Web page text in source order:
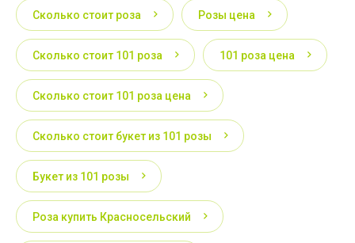
Сколько стоит роза Розы цена
Сколько стоит 101 роза 101 роза цена
Сколько стоит 101 роза цена
Сколько стоит букет из 101 розы
Букет из 101 розы
Роза купить Красносельский